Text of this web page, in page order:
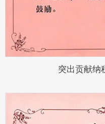
突出贡献纳